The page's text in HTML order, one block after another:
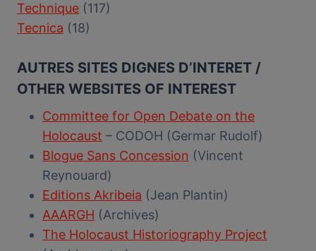
Technique (117)
Tecnica (18)
AUTRES SITES DIGNES D’INTERET /
OTHER WEBSITES OF INTEREST
Committee for Open Debate on the
Holocaust – CODOH (Germar Rudolf)
Blogue Sans Concession (Vincent
Reynouard)
Editions Akribeia (Jean Plantin)
AAARGH (Archives)
The Holocaust Historiography Project